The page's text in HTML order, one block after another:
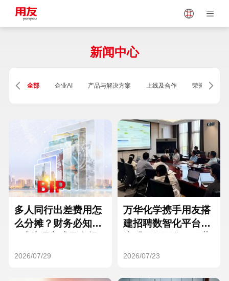
Vietnam
Singapore Malaysia
Thailand
Turkey
Hungary Mexico
Hong Kong Macau
新闻中心
全部 企业AI 产品与解决方案 上线及合作 荣誉及资质
多人同行出差费用怎
么分摊？财务必知的
2026/07/29
万华化学携手用友搭
建招聘数智化平台，
2026/07/23